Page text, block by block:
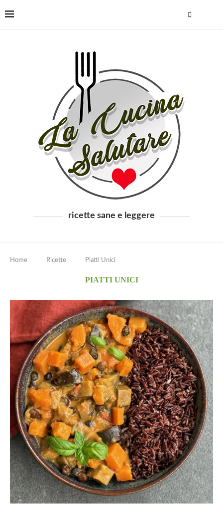
ricette sane e leggere
Home Ricette Piatti Unici
PIATTI UNICI